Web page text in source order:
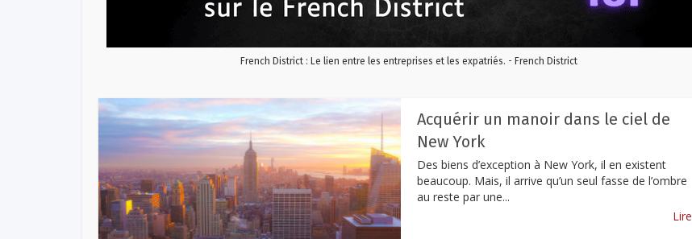
French District : Le lien entre les entreprises et les expatriés. - French District
Acquérir un manoir dans le ciel de
New York
Des biens d’exception à New York, il en existent
beaucoup. Mais, il arrive qu’un seul fasse de l’ombre
au reste par une...
Lire